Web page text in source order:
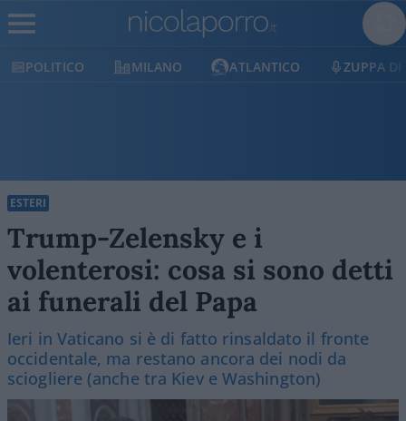
MILANO ATLANTICO ZUPPA DI PORRO
ESTERI
Trump-Zelensky e i
volenterosi: cosa si sono detti
ai funerali del Papa
Ieri in Vaticano si è di fatto rinsaldato il fronte
occidentale, ma restano ancora dei nodi da
sciogliere (anche tra Kiev e Washington)